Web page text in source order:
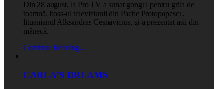
Din 28 august, la Pro TV a sunat gongul pentru grila de
toamnă, boss-ul televiziunii din Pache Protopopescu,
lituanianul Alksandras Cesnavicius, şi-a prezentat aşii din
mânecă.
Continue Reading...
CARLA’S DREAMS